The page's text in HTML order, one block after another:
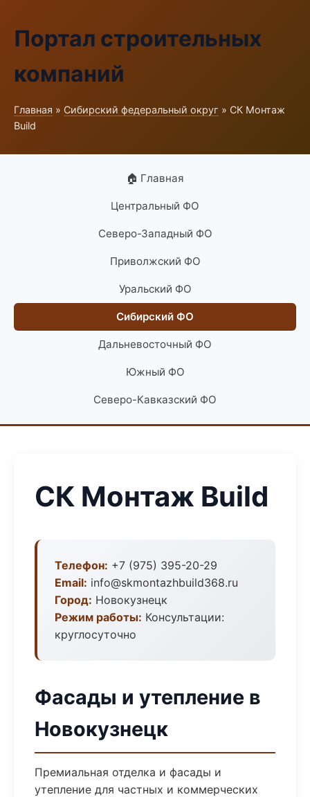
Портал строительных
компаний
Главная » Сибирский федеральный округ » СК Монтаж
Build
🏠 Главная
Центральный ФО
Северо-Западный ФО
Приволжский ФО
Уральский ФО
Сибирский ФО
Дальневосточный ФО
Южный ФО
Северо-Кавказский ФО
СК Монтаж Build
Телефон: +7 (975) 395-20-29
Email: info@skmontazhbuild368.ru
Город: Новокузнецк
Режим работы: Консультации:
круглосуточно
Фасады и утепление в
Новокузнецк
Премиальная отделка и фасады и
утепление для частных и коммерческих